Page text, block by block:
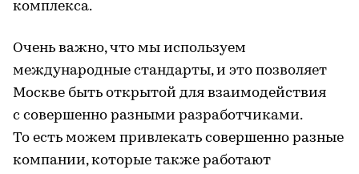
комплекса.
Очень важно, что мы используем
международные стандарты, и это позволяет
Москве быть открытой для взаимодействия
с совершенно разными разработчиками.
То есть можем привлекать совершенно разные
компании, которые также работают